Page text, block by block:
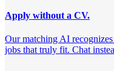
Apply without a CV.
Our matching AI
jobs that truly fit. Chat